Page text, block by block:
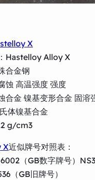
X
Hastelloy Alloy X
合金钢
蚀 高温强度 强度
合金 镍基变形合金 固溶
体镍基合金
g/cm3
X近似牌号对照表：
（GB数字牌号）
（GB旧牌号）